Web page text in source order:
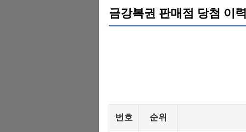
금강복권 판매점 당첨 이력
번호 순위